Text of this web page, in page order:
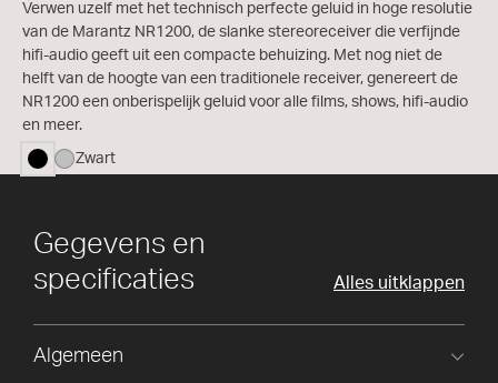
Verwen uzelf met het technisch perfecte geluid in hoge resolutie
van de Marantz NR1200, de slanke stereoreceiver die verfijnde
hifi-audio geeft uit een compacte behuizing. Met nog niet de
helft van de hoogte van een traditionele receiver, genereert de
NR1200 een onberispelijk geluid voor alle films, shows, hifi-audio
en meer.
geselecteerd
Zwart
Gegevens en
specificaties
Alles uitklappen
Algemeen